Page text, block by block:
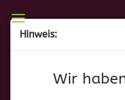
Hinweis:
Wir
Wir haben
zurück. Bis dahin
42079)